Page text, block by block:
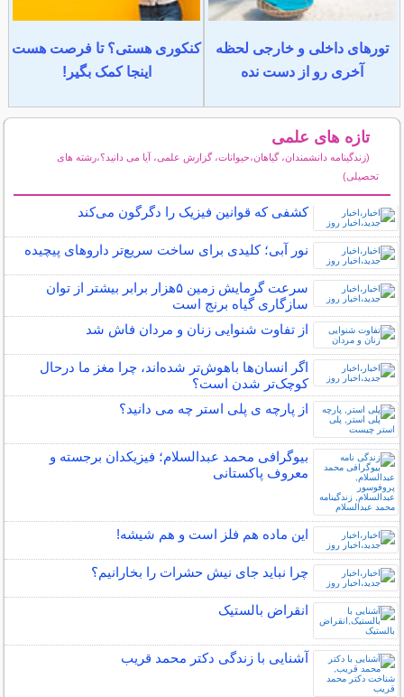
تورهای داخلی و خارجی لحظه
آخری رو از دست نده
کنکوری هستی؟ تا فرصت هست
اینجا کمک بگیر!
تازه های علمی
(زندگینامه دانشمندان، گیاهان،حیوانات، گزارش علمی، آیا می دانید؟،رشته های
تحصیلی)
کشفی که قوانین فیزیک را دگرگون می‌کند
نور آبی؛ کلیدی برای ساخت سریع‌تر داروهای پیچیده
سرعت گرمایش زمین ۵هزار برابر بیشتر از توان
سازگاری گیاه برنج است
از تفاوت شنوایی زنان و مردان فاش شد
اگر انسان‌ها باهوش‌تر شده‌اند، چرا مغز ما درحال
کوچک‌تر شدن است؟
از پارچه ی پلی استر چه می دانید؟
بیوگرافی محمد عبدالسلام؛ فیزیکدان برجسته و
معروف پاکستانی
این ماده هم فلز است و هم شیشه!
چرا نباید جای نیش حشرات را بخارانیم؟
انقراض بالستیک
آشنایی با زندگی دکتر محمد قریب